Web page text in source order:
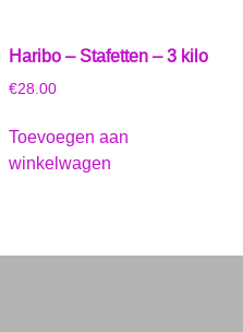
Haribo – Stafetten – 3 kilo
€28.00
Toevoegen aan
winkelwagen